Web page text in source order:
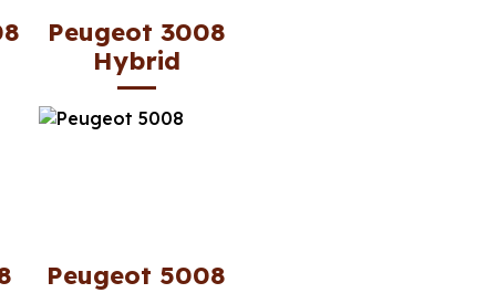
Peugeot 3008
Hybrid
Peugeot 5008